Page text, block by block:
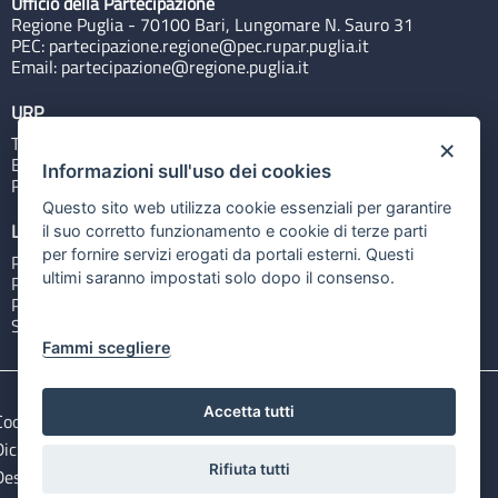
Regione Puglia - 70100 Bari, Lungomare N. Sauro 31
PEC: partecipazione.regione@pec.rupar.puglia.it
Email: partecipazione@regione.puglia.it
URP
Tel: 800713939
Email:quiregione@regione.puglia.it
Rubrica
Link utili
Portale Istituzionale
PO FESR Puglia 2014-2020
PSR Puglia 2014-2020
Sistema Puglia
e privacy
Note legali
di accessibilità
ficheros de datos abiertos
×
Informazioni sull'uso dei cookies
Questo sito web utilizza cookie essenziali per garantire
il suo corretto funzionamento e cookie di terze parti
per fornire servizi erogati da portali esterni. Questi
ultimi saranno impostati solo dopo il consenso.
Fammi scegliere
Accetta tutti
Rifiuta tutti